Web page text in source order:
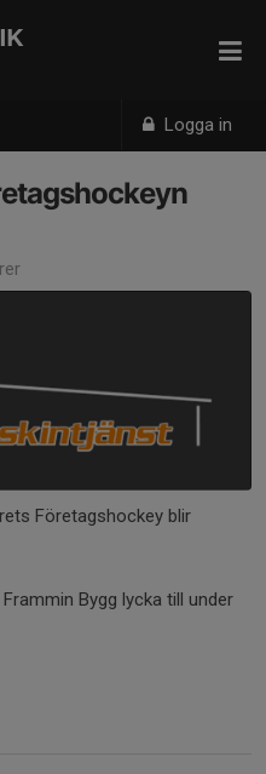
Logga in
Företagshockey blir
Bygg lycka till under